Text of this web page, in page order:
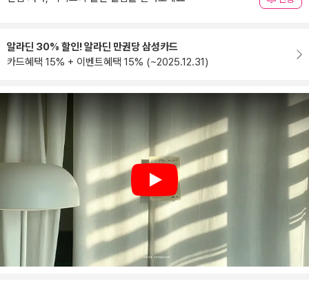
알라딘 30% 할인! 알라딘 만권당 삼성카드
카드혜택 15% + 이벤트혜택 15% (~2025.12.31)
Play